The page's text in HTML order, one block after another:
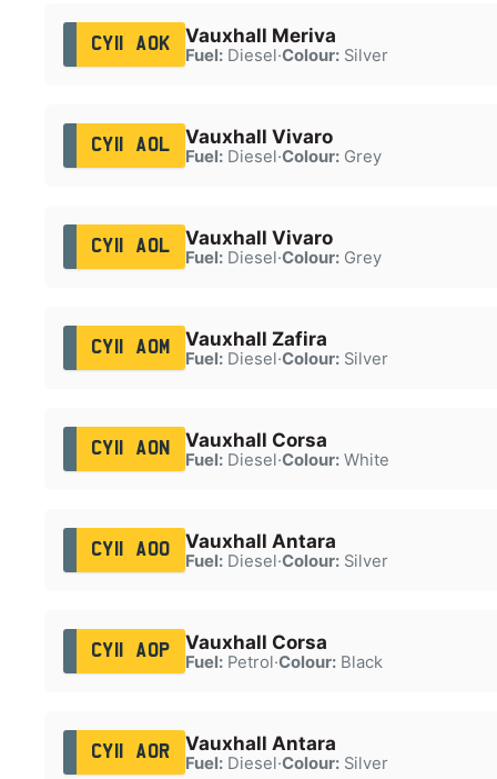
CY11 AOK Vauxhall Meriva
Fuel:Diesel·Colour:Silver
CY11 AOL Vauxhall Vivaro
Fuel:Diesel·Colour:Grey
CY11 AOL Vauxhall Vivaro
Fuel:Diesel·Colour:Grey
CY11 AOM Vauxhall Zafira
Fuel:Diesel·Colour:Silver
CY11 AON Vauxhall Corsa
Fuel:Diesel·Colour:White
CY11 AOO Vauxhall Antara
Fuel:Diesel·Colour:Silver
CY11 AOP Vauxhall Corsa
Fuel:Petrol·Colour:Black
CY11 AOR Vauxhall Antara
Fuel:Diesel·Colour:Silver